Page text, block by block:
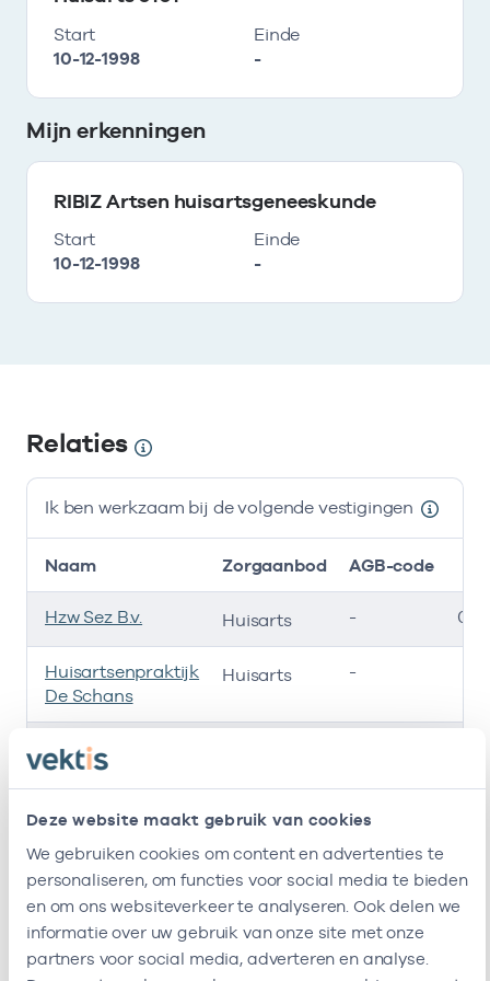
Deze website maakt gebruik van cookies
We gebruiken cookies om content en advertenties te
personaliseren, om functies voor social media te bieden
en om ons websiteverkeer te analyseren. Ook delen we
informatie over uw gebruik van onze site met onze
partners voor social media, adverteren en analyse.
Start
10-12-1998
Einde
-
Mijn erkenningen
RIBIZ Artsen huisartsgeneeskunde
Start
10-12-1998
Einde
-
Relaties
Ik ben werkzaam bij de volgende vestigingen
Ik ben werkzaam bij de volgende vestigingen
Naam Zorgaanbod AGB-code
Hzw Sez B.v. Huisarts - 01-
Huisartsenpraktijk
De Schans
Huisarts -
Peereboom
Zaanstreek
Ik heb een arbeidsrelatie met
AGB-code